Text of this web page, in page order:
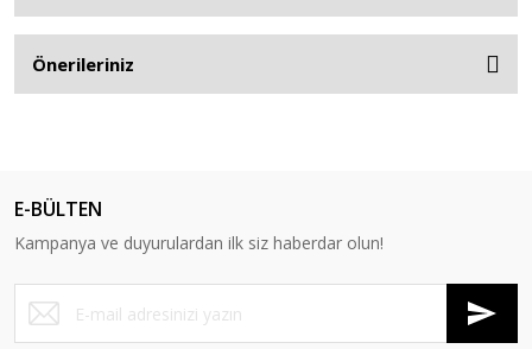
Önerileriniz
E-BÜLTEN
Kampanya ve duyurulardan ilk siz haberdar olun!